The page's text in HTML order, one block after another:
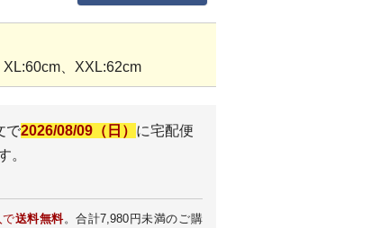
、XXL:62cm
で2026/08/09（日） に宅配便
。
で送料無料。合計7,980円未満のご購